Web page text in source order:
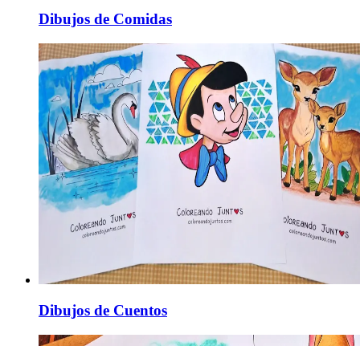
Dibujos de Comidas
Dibujos de Cuentos